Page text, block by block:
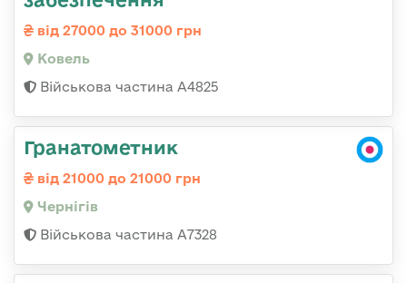
від 27000 до 31000 грн
Ковель
Військова частина А4825
Гранатометник
від 21000 до 21000 грн
Чернігів
Військова частина А7328